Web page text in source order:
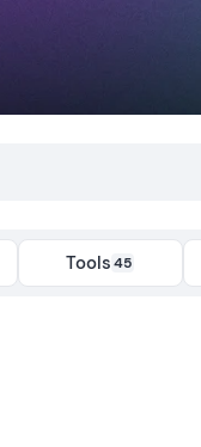
Tools 45